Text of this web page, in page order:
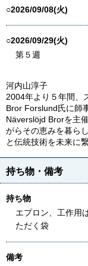
○2026/09/08(火)
○2026/09/29(火)
第５週
河内山淳子
2004年より５年間、
Bror Forslund氏に師
Näverslöjd Brorを主
がらその恵みを暮ら
と伝統技術を未来に
持ち物・備考
持ち物
エプロン、工作用
ただく袋
備考